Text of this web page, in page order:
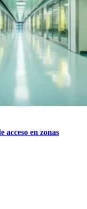
acceso en zonas